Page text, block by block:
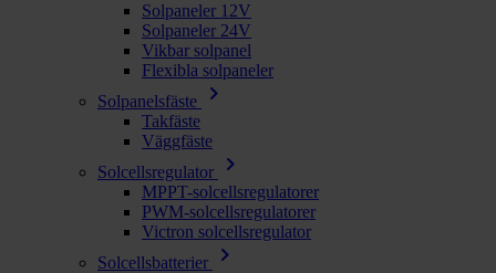
Solpaneler 12V
Solpaneler 24V
Vikbar solpanel
Flexibla solpaneler
Solpanelsfäste
chevron_right
Takfäste
Väggfäste
Solcellsregulator
chevron_right
MPPT-solcellsregulatorer
PWM-solcellsregulatorer
Victron solcellsregulator
Solcellsbatterier
chevron_right